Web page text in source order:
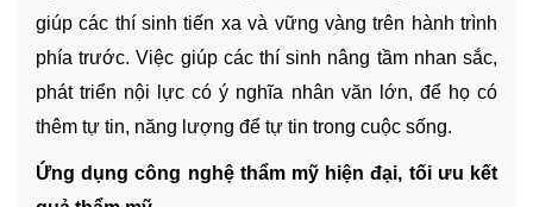
giúp các thí sinh tiến xa và vững vàng trên hành trình
phía trước. Việc giúp các thí sinh nâng tầm nhan sắc,
phát triển nội lực có ý nghĩa nhân văn lớn, để họ có
thêm tự tin, năng lượng để tự tin trong cuộc sống.
Ứng dụng công nghệ thẩm mỹ hiện đại, tối ưu kết